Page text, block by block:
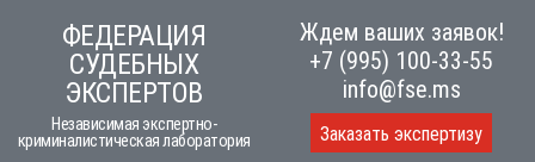
ФЕДЕРАЦИЯ
СУДЕБНЫХ
ЭКСПЕРТОВ
Независимая экспертно-
криминалистическая лаборатория
Ждем ваших заявок!
+7 (995) 100-33-55
info@fse.ms
Заказать экспертизу